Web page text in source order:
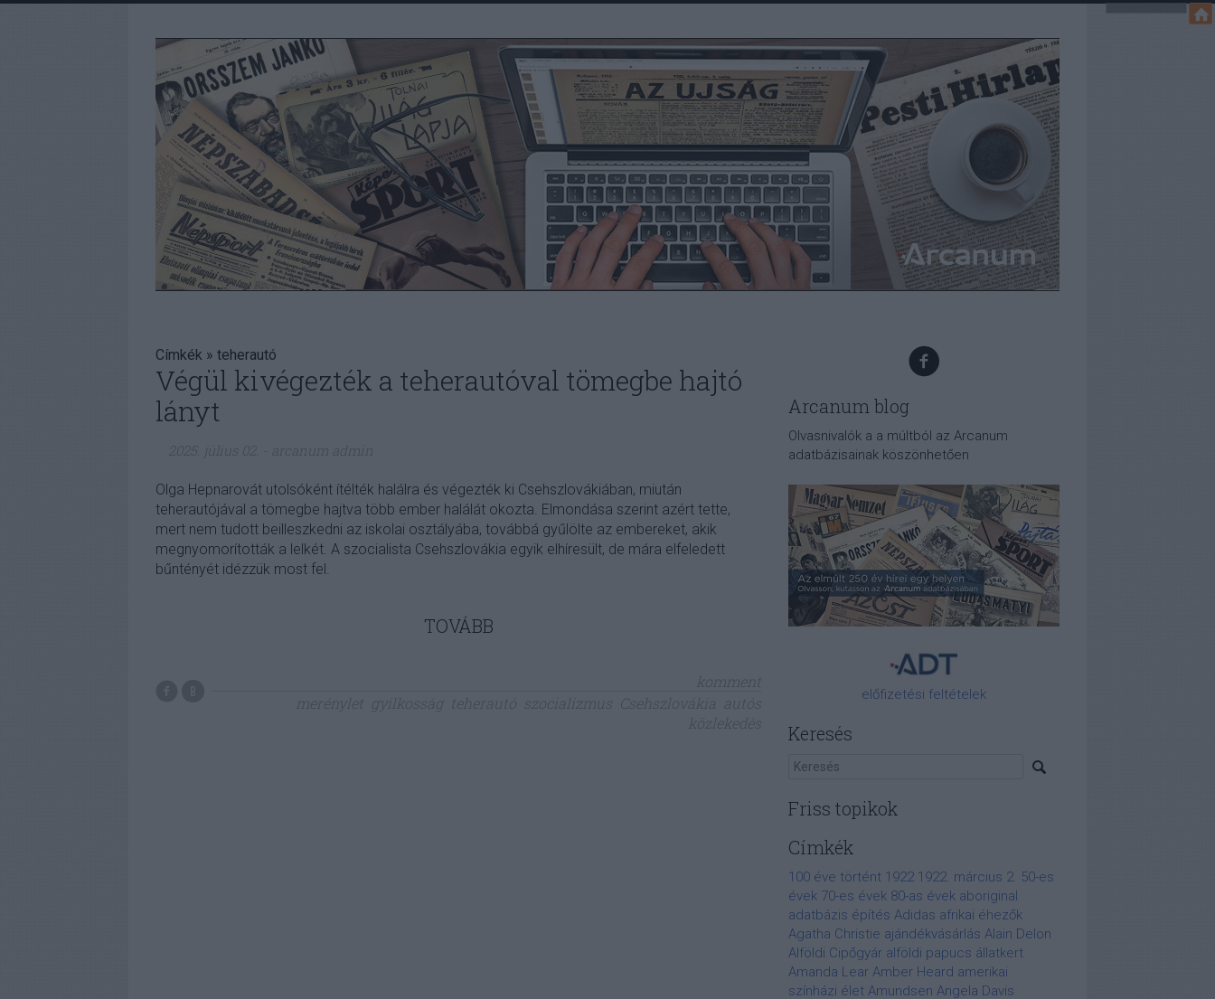
Címkék » teherautó
Végül kivégezték a teherautóval tömegbe hajtó
lányt
2025. július 02. arcanum admin
Olga Hepnarovát utolsóként ítélték halálra és végezték ki Csehszlovákiában, miután
teherautójával a tömegbe hajtva több ember halálát okozta. Elmondása szerint azért tette,
mert nem tudott beilleszkedni az iskolai osztályába, továbbá gyűlölte az embereket, akik
megnyomorították a lelkét. A szocialista Csehszlovákia egyik elhíresült, de mára elfeledett
bűntényét idézzük most fel.
TOVÁBB
komment
merénylet
gyilkosság teherautó szocializmus Csehszlovákia
autós
közlekedés
Arcanum blog
Olvasnivalók a a múltból az Arcanum
adatbázisainak köszönhetően
előfizetési feltételek
Keresés
Friss topikok
Címkék
100 éve történt 1922 1922. március 2. 50-es
évek 70-es évek 80-as évek aboriginal
adatbázis építés Adidas afrikai éhezők
Agatha Christie ajándékvásárlás Alain Delon
Alföldi Cipőgyár alföldi papucs állatkert
Amanda Lear Amber Heard amerikai
színházi élet Amundsen Angela Davis